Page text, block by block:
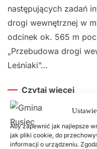
Aby zapewnić jak najlepsze
jak pliki cookie, do
informacji o urządzeniu.
następujących zadań
drogi wewnętrznej w
odcinek ok. 565 m
„Przebudowa drogi
Leśniaki”…
Czytaj więcej
Popularne